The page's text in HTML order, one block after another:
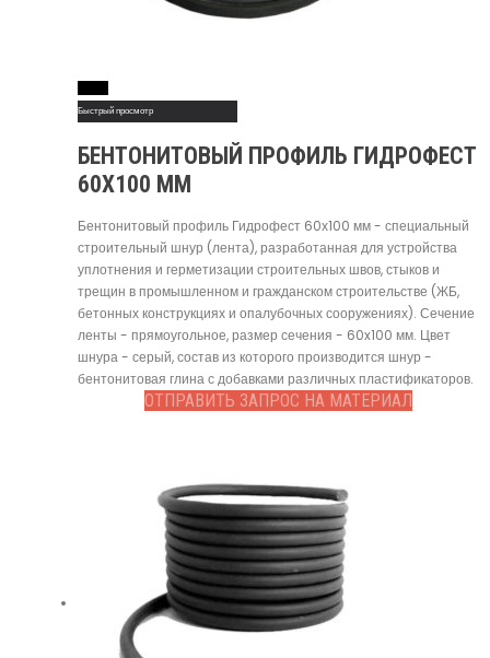
Быстрый просмотр
БЕНТОНИТОВЫЙ ПРОФИЛЬ ГИДРОФЕСТ
60Х100 ММ
Бентонитовый профиль Гидрофест 60х100 мм - специальный
строительный шнур (лента), разработанная для устройства
уплотнения и герметизации строительных швов, стыков и
трещин в промышленном и гражданском строительстве (ЖБ,
бетонных конструкциях и опалубочных сооружениях). Сечение
ленты - прямоугольное, размер сечения - 60x100 мм. Цвет
шнура - серый, состав из которого производится шнур -
бентонитовая глина с добавками различных пластификаторов.
ОТПРАВИТЬ ЗАПРОС НА МАТЕРИАЛ